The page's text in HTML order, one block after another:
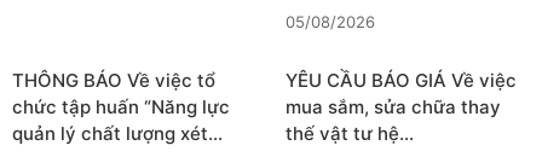
05/08/2026
THÔNG BÁO Về việc tổ
chức tập huấn “Năng lực
quản lý chất lượng xét…
YÊU CẦU BÁO GIÁ Về việc
mua sắm, sửa chữa thay
thế vật tư hệ…